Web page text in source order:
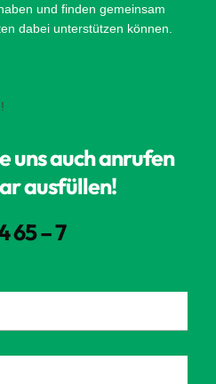
und finden gemeinsam
dabei unterstützen können.
uns auch anrufen
ausfüllen!
65 – 7